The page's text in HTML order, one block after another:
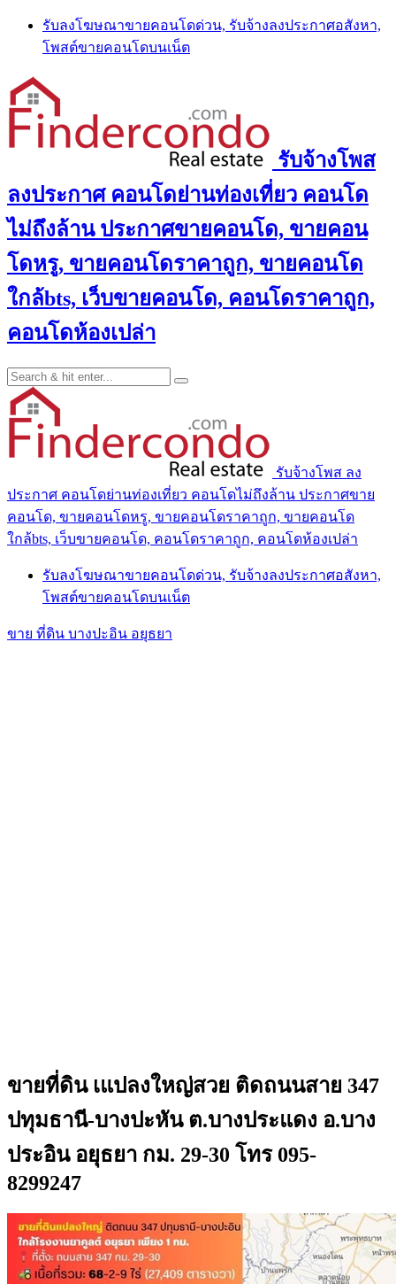
Skip
content
รับลงโฆษณาขายคอนโดด่วน, รับจ้างลงประกาศอสังหา,
โพสต์ขายคอนโดบนเน็ต
รับจ้างโพส
ลงประกาศ คอนโดย่านท่องเที่ยว คอนโด
ไม่ถึงล้าน ประกาศขายคอนโด, ขายคอน
โดหรู, ขายคอนโดราคาถูก, ขายคอนโด
ใกล้bts, เว็บขายคอนโด, คอนโดราคาถูก,
คอนโดห้องเปล่า
รับจ้างโพส ลง
ประกาศ คอนโดย่านท่องเที่ยว คอนโดไม่ถึงล้าน ประกาศขาย
คอนโด, ขายคอนโดหรู, ขายคอนโดราคาถูก, ขายคอนโด
ใกล้bts, เว็บขายคอนโด, คอนโดราคาถูก, คอนโดห้องเปล่า
รับลงโฆษณาขายคอนโดด่วน, รับจ้างลงประกาศอสังหา,
โพสต์ขายคอนโดบนเน็ต
ขาย ที่ดิน บางปะอิน อยุธยา
ขายที่ดิน เแปลงใหญ่สวย ติดถนนสาย 347
ปทุมธานี-บางปะหัน ต.บางประแดง อ.บาง
ประอิน อยุธยา กม. 29-30 โทร 095-
8299247